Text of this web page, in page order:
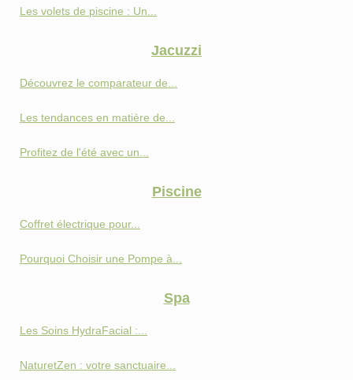
Les volets de piscine : Un...
Jacuzzi
Découvrez le comparateur de...
Les tendances en matière de...
Profitez de l'été avec un...
Piscine
Coffret électrique pour...
Pourquoi Choisir une Pompe à...
Spa
Les Soins HydraFacial :...
NaturetZen : votre sanctuaire...